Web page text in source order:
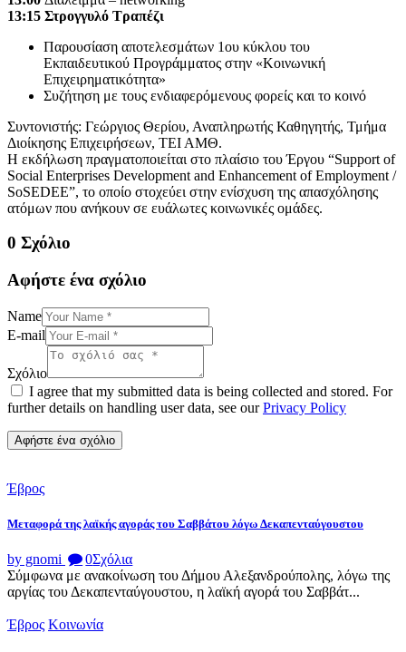
13:15 Στρογγυλό Τραπέζι
Παρουσίαση αποτελεσμάτων 1ου κύκλου του
Εκπαιδευτικού Προγράμματος στην «Κοινωνική
Επιχειρηματικότητα»
Συζήτηση με τους ενδιαφερόμενους φορείς και το κοινό
Συντονιστής: Γεώργιος Θερίου, Αναπληρωτής Καθηγητής, Τμήμα
Διοίκησης Επιχειρήσεων, ΤΕΙ ΑΜΘ.
Η εκδήλωση πραγματοποιείται στο πλαίσιο του Έργου “Support of
Social Enterprises Development and Enhancement of Employment /
SoSEDEE”, το οποίο στοχεύει στην ενίσχυση της απασχόλησης
ατόμων που ανήκουν σε ευάλωτες κοινωνικές ομάδες.
0 Σχόλιο
Αφήστε ένα σχόλιο
Name
E-mail
Σχόλιο
I agree that my submitted data is being collected and stored. For
further details on handling user data, see ourPrivacy Policy
Έβρος
Μεταφορά της λαϊκής αγοράς του Σαββάτου λόγω Δεκαπενταύγουστου
by gnomi 0Σχόλια
Σύμφωνα με ανακοίνωση του Δήμου Αλεξανδρούπολης, λόγω της
αργίας του Δεκαπενταύγουστου, η λαϊκή αγορά του Σαββάτ...
Έβρος Κοινωνία